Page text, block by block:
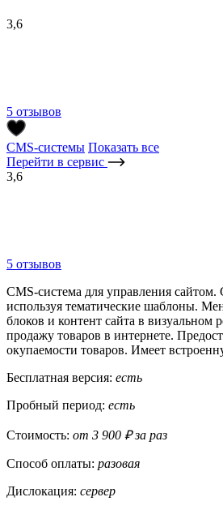
3,6
5 отзывов
CMS-системы Показать все
Перейти в сервис
3,6
5 отзывов
CMS-система для управления сайтом.
используя тематические шаблоны.
блоков и контент сайта в визуальном
продажу товаров в интернете.
окупаемости товаров. Имеет
Бесплатная версия: есть
Пробный период: есть
Стоимость: от 3 900 ₽ за раз
Способ оплаты: разовая
Дислокация: сервер